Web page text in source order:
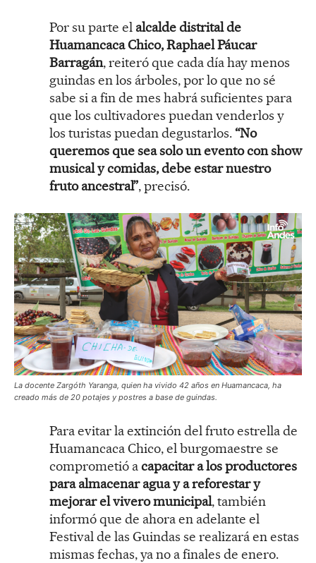
Por su parte el alcalde distrital de
Huamancaca Chico, Raphael Páucar
Barragán, reiteró que cada día hay menos
guindas en los árboles, por lo que no sé
sabe si a fin de mes habrá suficientes para
que los cultivadores puedan venderlos y
los turistas puedan degustarlos.“No
queremos que sea solo un evento con show
musical y comidas, debe estar nuestro
fruto ancestral”, precisó.
La docente Zargóth Yaranga, quien ha vivido 42 años en Huamancaca, ha
creado más de 20 potajes y postres a base de guindas.
Para evitar la extinción del fruto estrella de
Huamancaca Chico, el burgomaestre se
comprometió acapacitar a los productores
para almacenar agua y a reforestar y
mejorar el vivero municipal, también
informó que de ahora en adelante el
Festival de las Guindas se realizará en estas
mismas fechas, ya no a finales de enero.